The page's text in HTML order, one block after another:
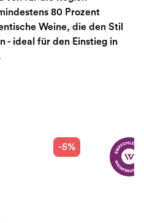
80 Prozent
Weine, die den Stil
- ideal für den Einstieg in
-5%